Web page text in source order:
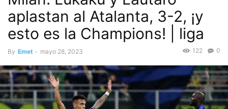
aplastan al Atalanta, 3-2, ¡y
esto es la Champions! | liga
By Emet - mayo 28, 2023 0
122